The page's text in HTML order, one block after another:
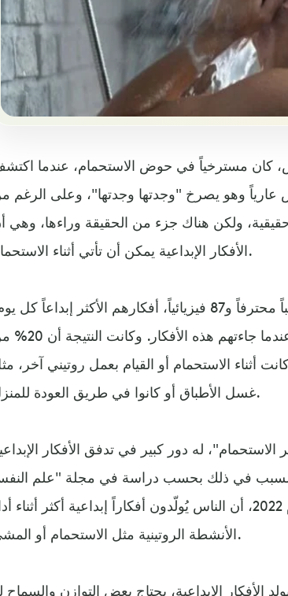
كان مسترخياً في حوض الاستحمام، عندما
وهو يصرخ "وجدتها وجدتها"، وعلى الرغم
ولكن هناك جزء من الحقيقة وراءها، وهي
الأفكار الإبداعية يمكن أن تأتي أثناء الاستحمام.
في دراسة أجريت عام 2019، سجل 98 كاتباً محترفاً و87 فيزيائياً، أفكارهم الأكثر إبداعاً كل
بالإضافة إلى ما كانوا يفعلونه ويفكرون فيه عندما جاءتهم هذه
كانت أثناء الاستحمام أو القيام بعمل روتيني آخر،
غسل الأطباق أو كانوا في طريق العودة للمنزل.
له دور كبير في تدفق الأفكار
في ذلك بحسب دراسة في مجلة "علم
الجماليات والإبداع والفنون" نُشرت عام 2022، أن الناس يُولّدون أفكاراً إبداعية أكثر أثناء
الأنشطة الروتينية مثل الاستحمام أو المشي.
الإبداعية، يحتاج بعض التوازن والسماح